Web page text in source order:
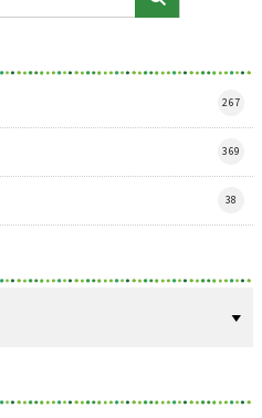
267
369
38